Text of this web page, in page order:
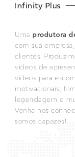
Infinity Plus
Uma produtora
com sua
clientes.
vídeos de
vídeos para e-
motivacionais,
legendagem e
Venha nos
somos capazes!